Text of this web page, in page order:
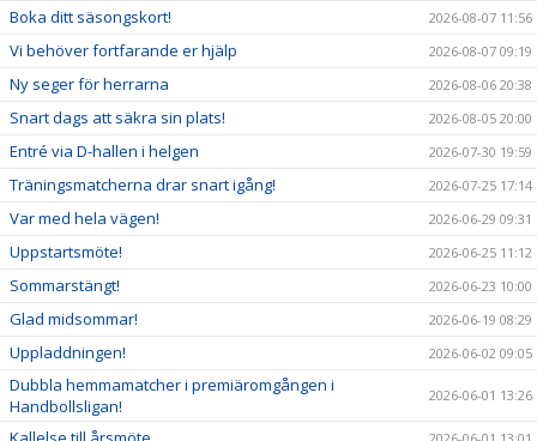
BILDGALLERI
Boka ditt säsongskort! 2026-08-07 11:56
Vi behöver fortfarande er hjälp 2026-08-07 09:19
Ny seger för herrarna 2026-08-06 20:38
Snart dags att säkra sin plats! 2026-08-05 20:00
Entré via D-hallen i helgen 2026-07-30 19:59
Träningsmatcherna drar snart igång! 2026-07-25 17:14
Var med hela vägen! 2026-06-29 09:31
Uppstartsmöte! 2026-06-25 11:12
Sommarstängt! 2026-06-23 10:00
Glad midsommar! 2026-06-19 08:29
Uppladdningen! 2026-06-02 09:05
Dubbla hemmamatcher i premiäromgången i
Handbollsligan!
2026-06-01 13:26